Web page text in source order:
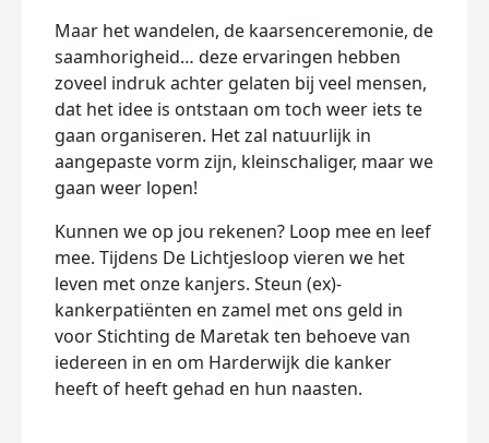
Maar het wandelen, de kaarsenceremonie, de
saamhorigheid… deze ervaringen hebben
zoveel indruk achter gelaten bij veel mensen,
dat het idee is ontstaan om toch weer iets te
gaan organiseren. Het zal natuurlijk in
aangepaste vorm zijn, kleinschaliger, maar we
gaan weer lopen!
Kunnen we op jou rekenen? Loop mee en leef
mee. Tijdens De Lichtjesloop vieren we het
leven met onze kanjers. Steun (ex)-
kankerpatiënten en zamel met ons geld in
voor Stichting de Maretak ten behoeve van
iedereen in en om Harderwijk die kanker
heeft of heeft gehad en hun naasten.